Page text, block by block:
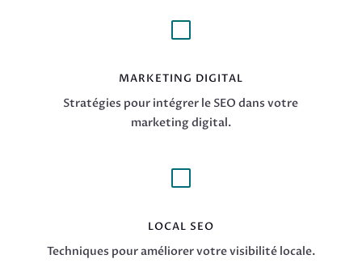
V
MARKETING DIGITAL
Stratégies pour intégrer le SEO dans votre
marketing digital.
V
LOCAL SEO
Techniques pour améliorer votre visibilité locale.